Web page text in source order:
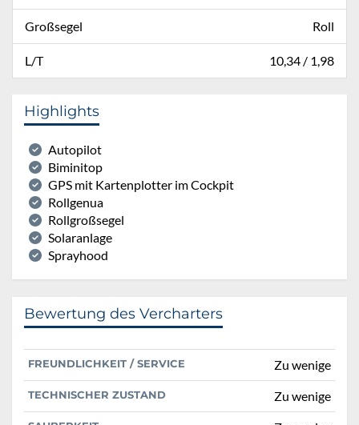
Großsegel Roll
L/T 10,34 / 1,98
Highlights
Autopilot
Biminitop
GPS mit Kartenplotter im Cockpit
Rollgenua
Rollgroßsegel
Solaranlage
Sprayhood
Bewertung des Vercharters
FREUNDLICHKEIT / SERVICE Zu wenige
TECHNISCHER ZUSTAND Zu wenige